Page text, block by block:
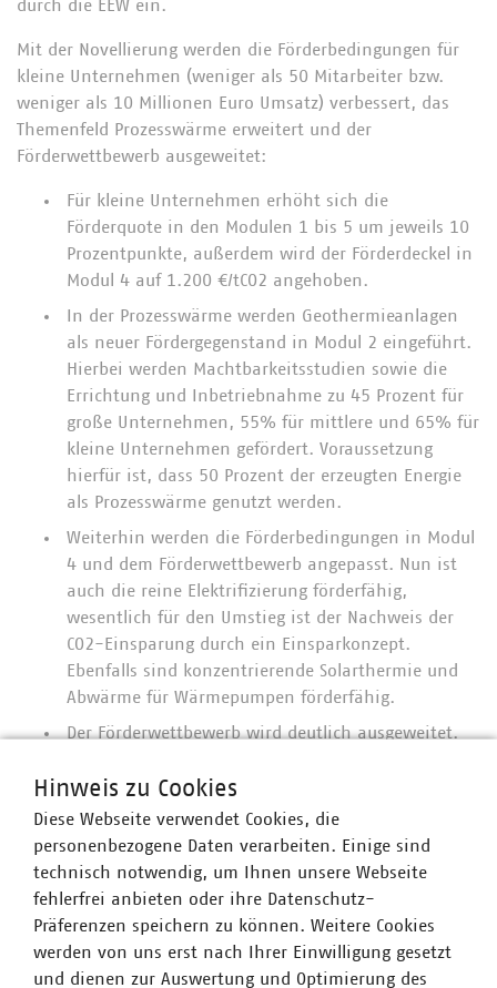
durch die EEW ein.
Mit der Novellierung werden die Förderbedingungen für
kleine Unternehmen (weniger als 50 Mitarbeiter bzw.
weniger als 10 Millionen Euro Umsatz) verbessert, das
Themenfeld Prozesswärme erweitert und der
Förderwettbewerb ausgeweitet:
Für kleine Unternehmen erhöht sich die
Förderquote in den Modulen 1 bis 5 um jeweils 10
Prozentpunkte, außerdem wird der Förderdeckel in
Modul 4 auf 1.200 €/tCO2 angehoben.
In der Prozesswärme werden Geothermieanlagen
als neuer Fördergegenstand in Modul 2 eingeführt.
Hierbei werden Machtbarkeitsstudien sowie die
Errichtung und Inbetriebnahme zu 45 Prozent für
große Unternehmen, 55% für mittlere und 65% für
kleine Unternehmen gefördert. Voraussetzung
hierfür ist, dass 50 Prozent der erzeugten Energie
als Prozesswärme genutzt werden.
Weiterhin werden die Förderbedingungen in Modul
4 und dem Förderwettbewerb angepasst. Nun ist
auch die reine Elektrifizierung förderfähig,
wesentlich für den Umstieg ist der Nachweis der
CO2-Einsparung durch ein Einsparkonzept.
Ebenfalls sind konzentrierende Solarthermie und
Abwärme für Wärmepumpen förderfähig.
Der Förderwettbewerb wird deutlich ausgeweitet.
auf 15 Millionen Euro erhöht, ebenso das
Rundenbudget von 20 auf 40 Millionen Euro. Die
Rundenanzahl steigt von vier auf sechs pro Jahr,
allerdings werden auch Budgetkürzungen
eingeführt um den Wettbewerb sicherzustellen.
Modul 1 wird ebenfalls angepasst. Die Förderung
von Dämmung soll durch reduzierte Anforderungen
für Maßnahmen an Bestandsanlagen erleichtert
Hinweis zu Cookies
Diese Webseite verwendet Cookies, die
personenbezogene Daten verarbeiten. Einige sind
technisch notwendig, um Ihnen unsere Webseite
fehlerfrei anbieten oder ihre Datenschutz-
Präferenzen speichern zu können. Weitere Cookies
werden von uns erst nach Ihrer Einwilligung gesetzt
und dienen zur Auswertung und Optimierung des